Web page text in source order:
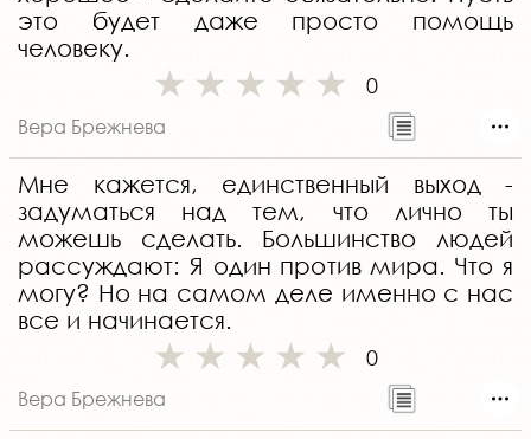
это будет даже просто помощь
человеку.
0
Вера Брежнева
Мне кажется, единственный выход -
задуматься над тем, что лично ты
можешь сделать. Большинство людей
рассуждают: Я один против мира. Что я
могу? Но на самом деле именно с нас
все и начинается.
0
Вера Брежнева